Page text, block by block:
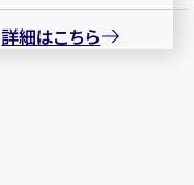
詳細はこちら